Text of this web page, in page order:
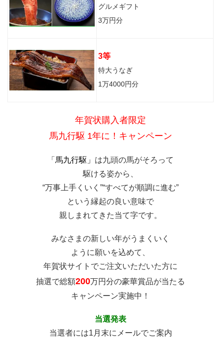
グルメギフト
3万円分
3等
特大うなぎ
1万4000円分
年賀状購入者限定
馬九行駆 1年に！キャンペーン
「 馬九行駆」 は九頭の馬がそろって
駆ける姿から、
“万事上手くいく”“すべてが順調に進む”
という縁起の良い意味で
親しまれてきた当て字です。
みなさまの新しい年がうまくいく
ように願いを込めて、
年賀状サイトでご注文いただいた方に
抽選で総額200万円分の豪華賞品が当たる
キャンペーン実施中！
当選発表
当選者には1月末にメールでご案内